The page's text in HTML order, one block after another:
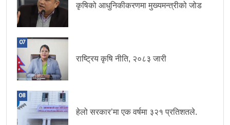
कृषिको आधुनिकीकरणमा मुख्यमन्त्रीको जोड
07
राष्ट्रिय कृषि नीति, २०८३ जारी
08
हेलो सरकार’मा एक वर्षमा ३२१ प्रतिशतले.